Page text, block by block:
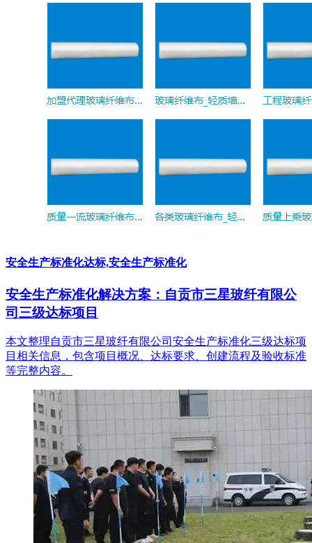
安全生产标准化达标,安全生产标准化
安全生产标准化解决方案：自贡市三星玻纤有限公
司三级达标项目
本文整理自贡市三星玻纤有限公司安全生产标准化三级达标项
目相关信息，包含项目概况、达标要求、创建流程及验收标准
等完整内容。